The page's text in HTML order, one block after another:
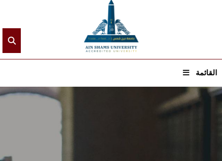
القائمة
القطاعـات